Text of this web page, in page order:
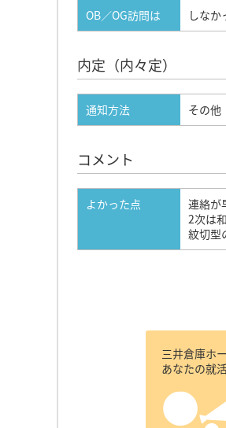
OB／OG訪問は しなか
内定（内々定）
通知方法 その他
コメント
よかった点
連絡が
2次は
紋切型
三井倉庫ホ
あなたの就